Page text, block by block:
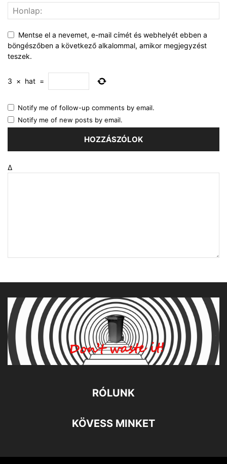
Mentse el a nevemet, e-mail címét és webhelyét ebben a
böngészőben a következő alkalommal, amikor megjegyzést
teszek.
3 × hat =
Notify me of follow-up comments by email.
Notify me of new posts by email.
Δ
RÓLUNK
KÖVESS MINKET